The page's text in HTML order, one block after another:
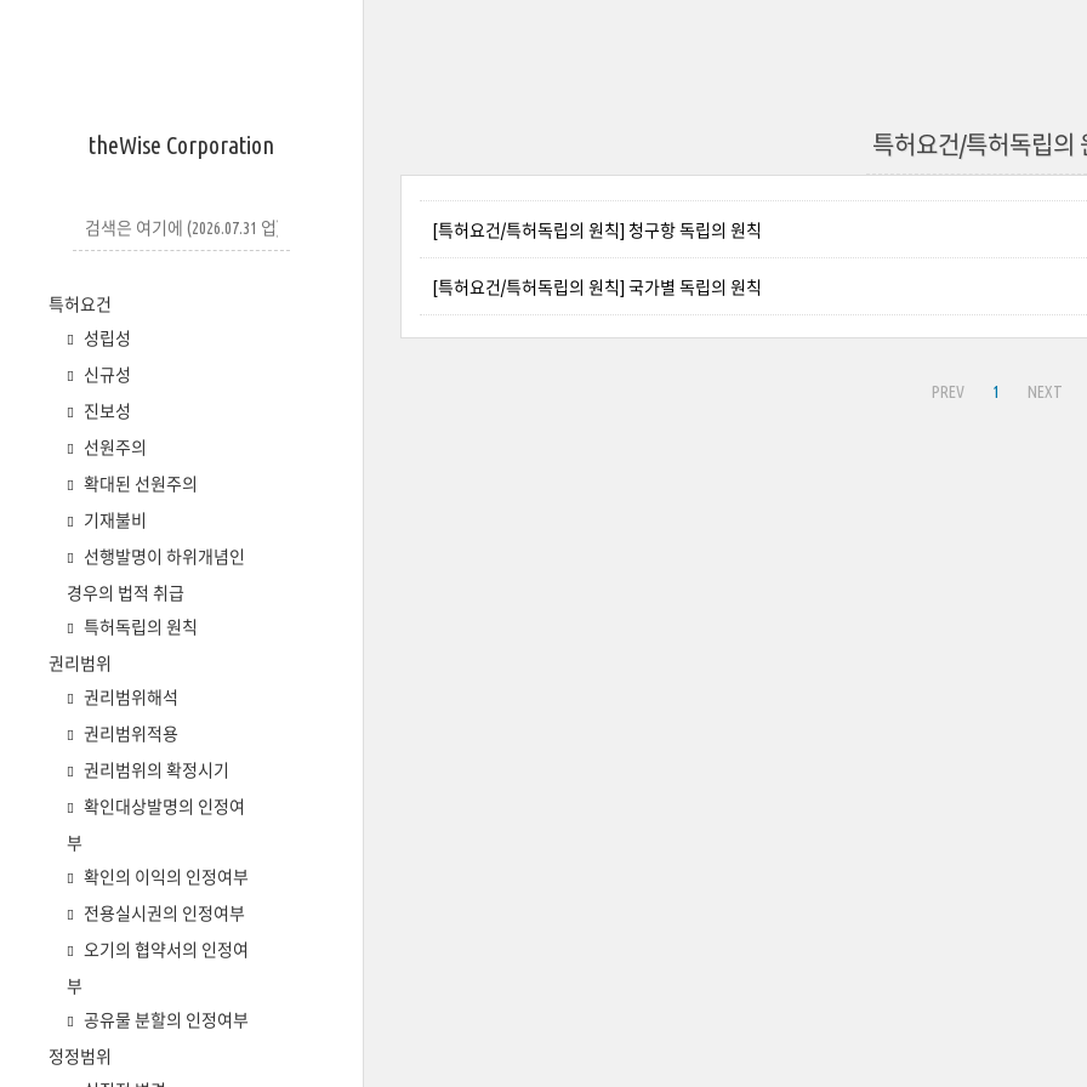
theWise Corporation
특허요건
성립성
신규성
진보성
선원주의
확대된 선원주의
기재불비
선행발명이 하위개념인
경우의 법적 취급
특허독립의 원칙
권리범위
권리범위해석
권리범위적용
권리범위의 확정시기
확인대상발명의 인정여
부
확인의 이익의 인정여부
전용실시권의 인정여부
오기의 협약서의 인정여
부
공유물 분할의 인정여부
정정범위
특허요건/특허독립의
[특허요건/특허독립의 원칙] 청구항 독립의 원칙
[특허요건/특허독립의 원칙] 국가별 독립의 원칙
PREV 1 NEXT